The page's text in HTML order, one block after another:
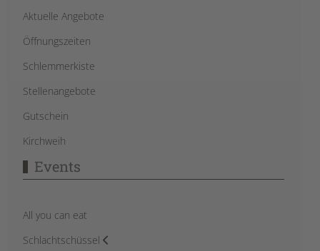
Aktuelle Angebote
Öffnungszeiten
Schlemmerkiste
Stellenangebote
Gutschein
Kirchweih
Events
All you can eat
Schlachtschüssel